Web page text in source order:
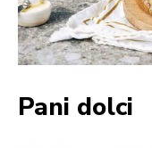
Pani dolci